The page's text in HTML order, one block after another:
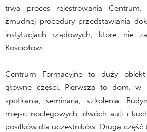
trwa proces rejestrowania
żmudnej procedury przedstawiania
instytucjach rządowych, które nie
Kościołowi.
Centrum Formacyjne to duży
główne części. Pierwsza to dom, w
spotkania, seminaria, szkolenia.
miejsc noclegowych, dwóch auli i
posiłków dla uczestników. Druga część